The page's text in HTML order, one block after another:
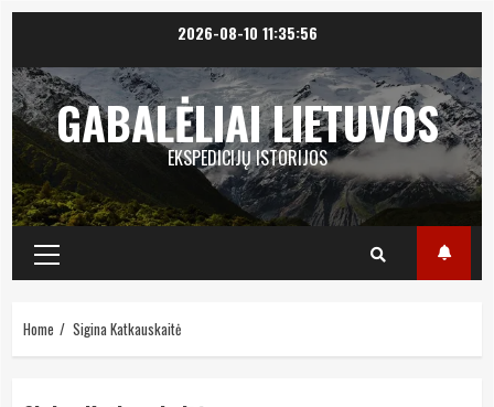
content
2026-08-10 11:35:56
GABALĖLIAI LIETUVOS
EKSPEDICIJŲ ISTORIJOS
Primary
Menu
Home Sigina Katkauskaitė